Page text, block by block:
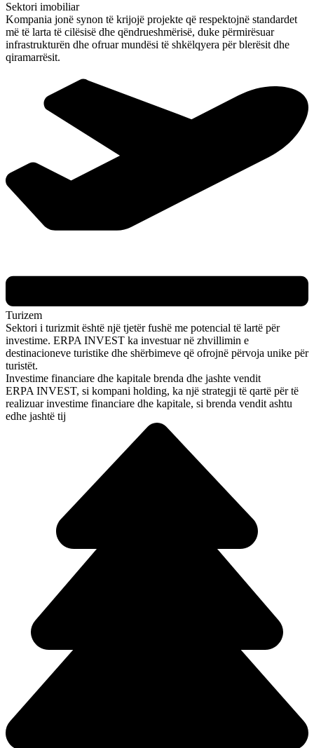
Sektori imobiliar
Kompania jonë synon të krijojë projekte që respektojnë standardet
më të larta të cilësisë dhe qëndrueshmërisë, duke përmirësuar
infrastrukturën dhe ofruar mundësi të shkëlqyera për blerësit dhe
qiramarrësit.
Turizem
Sektori i turizmit është një tjetër fushë me potencial të lartë për
investime. ERPA INVEST ka investuar në zhvillimin e
destinacioneve turistike dhe shërbimeve që ofrojnë përvoja unike për
turistët.
Investime financiare dhe kapitale brenda dhe jashte vendit
ERPA INVEST, si kompani holding, ka një strategji të qartë për të
realizuar investime financiare dhe kapitale, si brenda vendit ashtu
edhe jashtë tij